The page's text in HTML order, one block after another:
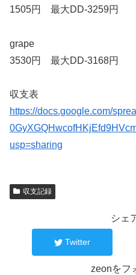
1505円 最大DD-3259円
grape
3530円 最大DD-3168円
収支表
https://docs.google.com/
usp=sharing
収支記録
シェ
Twitter
zeonをフ